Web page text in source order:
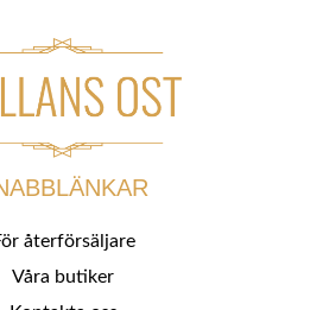
återförsäljare
Våra butiker